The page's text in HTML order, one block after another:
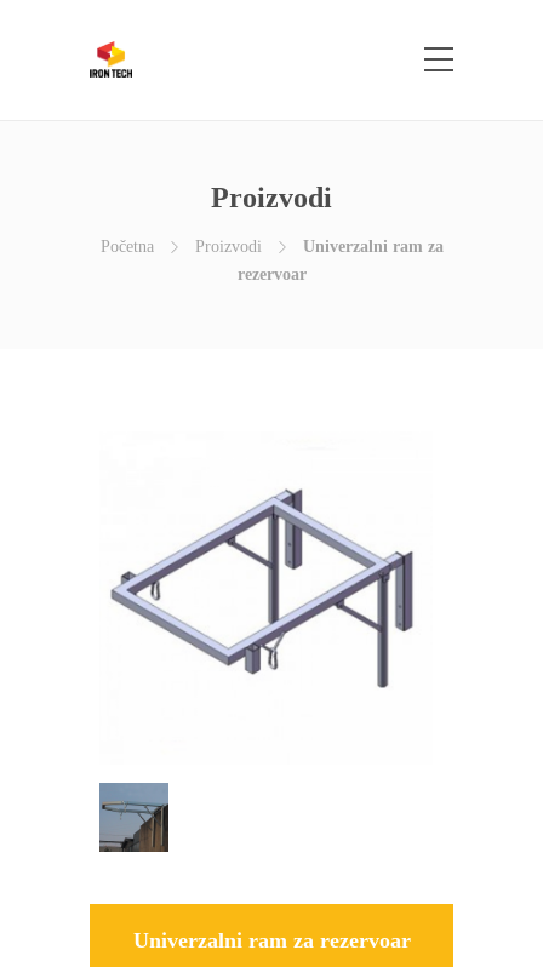
Proizvodi
Početna Proizvodi
Univerzalni ram za
rezervoar
Univerzalni ram za rezervoar